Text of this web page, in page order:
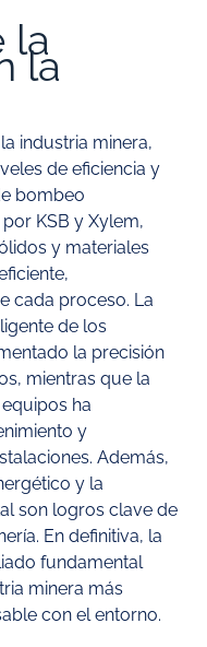
la
la
industria minera,
de eficiencia y
bombeo
KSB y Xylem,
y materiales
cada proceso. La
de los
la precisión
mientras que la
ha
y
Además,
y la
son logros clave de
En definitiva, la
fundamental
minera más
con el entorno.